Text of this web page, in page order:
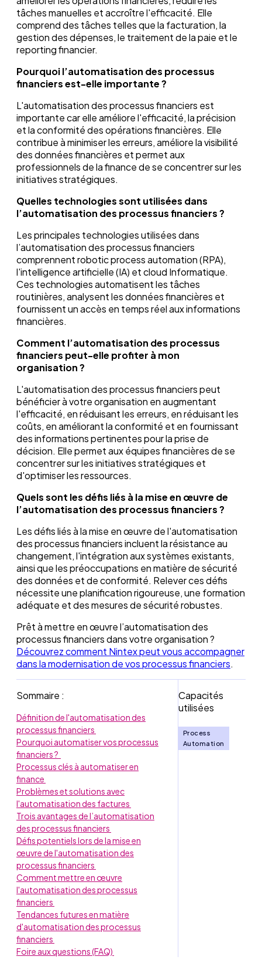
tâches manuelles et accroître l'efficacité. Elle
comprend des tâches telles que la facturation, la
gestion des dépenses, le traitement de la paie et le
reporting financier.
Pourquoi l’automatisation des processus
financiers est-elle importante ?
L'automatisation des processus financiers est
importante car elle améliore l'efficacité, la précision
et la conformité des opérations financières. Elle
contribue à minimiser les erreurs, améliore la visibilité
des données financières et permet aux
professionnels de la finance de se concentrer sur les
initiatives stratégiques.
Quelles technologies sont utilisées dans
l’automatisation des processus financiers ?
Les principales technologies utilisées dans
l’automatisation des processus financiers
comprennent robotic process automation (RPA),
l'intelligence artificielle (IA) et cloud Informatique.
Ces technologies automatisent les tâches
routinières, analysent les données financières et
fournissent un accès en temps réel aux informations
financières.
Comment l’automatisation des processus
financiers peut-elle profiter à mon
organisation ?
L'automatisation des processus financiers peut
bénéficier à votre organisation en augmentant
l'efficacité, en réduisant les erreurs, en réduisant les
coûts, en améliorant la conformité et en fournissant
des informations pertinentes pour la prise de
décision. Elle permet aux équipes financières de se
concentrer sur les initiatives stratégiques et
d'optimiser les ressources.
Quels sont les défis liés à la mise en œuvre de
l’automatisation des processus financiers ?
Les défis liés à la mise en œuvre de l'automatisation
des processus financiers incluent la résistance au
changement, l'intégration aux systèmes existants,
ainsi que les préoccupations en matière de sécurité
des données et de conformité. Relever ces défis
nécessite une planification rigoureuse, une formation
adéquate et des mesures de sécurité robustes.
Prêt à mettre en œuvre l’automatisation des
processus financiers dans votre organisation ?
Découvrez comment Nintex peut vous accompagner
dans la modernisation de vos processus financiers.
Sommaire :
Définition de l'automatisation des
processus financiers
Pourquoi automatiser vos processus
financiers ?
Processus clés à automatiser en
finance
Problèmes et solutions avec
l'automatisation des factures
Trois avantages de l’automatisation
des processus financiers
Défis potentiels lors de la mise en
œuvre de l'automatisation des
processus financiers
Comment mettre en œuvre
l'automatisation des processus
financiers
Tendances futures en matière
d'automatisation des processus
financiers
Foire aux questions (FAQ)
Capacités
utilisées
Process
Automation